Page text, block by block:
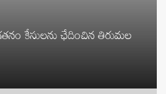
కేసులను ఛేదించిన తిరుమల